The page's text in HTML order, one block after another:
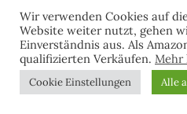
Hammrich(1)
Hans-Rainer Riekers
Wir verwenden Cookies auf
Website weiter nutzt, gehen
Einverständnis aus. Als
qualifizierten Verkäufen. Mehr
Cookie Einstellungen Alle